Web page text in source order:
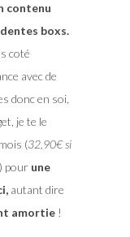
contenu
boxs.
coté
avec de
donc en soi,
je te le
(32,90€ si
pourune
autant dire
amortie!